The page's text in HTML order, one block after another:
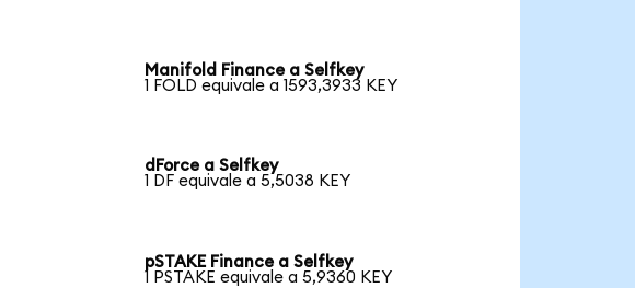
Manifold Finance a Selfkey
1 FOLD equivale a 1593,3933 KEY
dForce a Selfkey
1 DF equivale a 5,5038 KEY
pSTAKE Finance a Selfkey
1 PSTAKE equivale a 5,9360 KEY